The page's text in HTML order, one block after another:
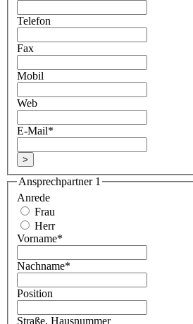
Telefon
Fax
Mobil
Web
E-Mail*
>
Ansprechpartner 1
Anrede
Frau
Herr
Vorname*
Nachname*
Position
Straße, Hausnummer